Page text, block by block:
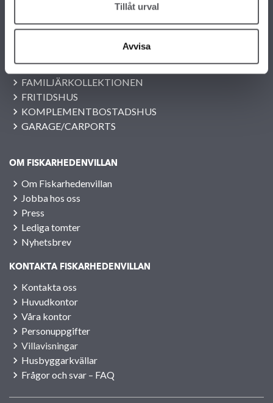
Tillåt urval
Avvisa
VÅRA OLIKA HUSKOLLEKTIONER
ALLA VÅRA HUSMODELLER
UNIKA HUS
FAMILJÄRKOLLEKTIONEN
FRITIDSHUS
KOMPLEMENTBOSTADSHUS
GARAGE/CARPORTS
OM FISKARHEDENVILLAN
Om Fiskarhedenvillan
Jobba hos oss
Press
Lediga tomter
Nyhetsbrev
KONTAKTA FISKARHEDENVILLAN
Kontakta oss
Huvudkontor
Våra kontor
Personuppgifter
Villavisningar
Husbyggarkvällar
Frågor och svar – FAQ